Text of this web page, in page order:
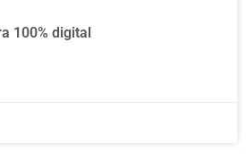
100% digital